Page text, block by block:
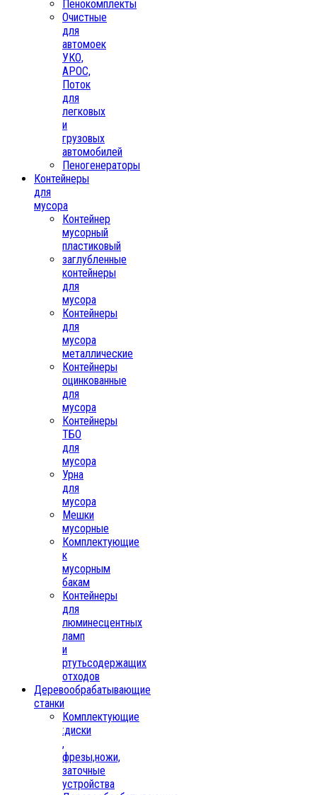
Пенокомплекты
Очистные
для
автомоек
УКО,
АРОС,
Поток
для
легковых
и
грузовых
автомобилей
Пеногенераторы
Контейнеры
для
мусора
Контейнер
мусорный
пластиковый
заглубленные
контейнеры
для
мусора
Контейнеры
для
мусора
металлические
Контейнеры
оцинкованные
для
мусора
Контейнеры
ТБО
для
мусора
Урна
для
мусора
Мешки
мусорные
Комплектующие
к
мусорным
бакам
Контейнеры
для
люминесцентных
ламп
и
ртутьсодержащих
отходов
Деревообрабатывающие
станки
Комплектующие
:диски
,
фрезы,ножи,
заточные
устройства